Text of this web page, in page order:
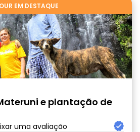
EM DESTAQUE
e plantação de
uma avaliação